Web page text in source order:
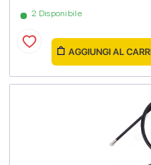
2 Disponibile
AGGIUNGI AL